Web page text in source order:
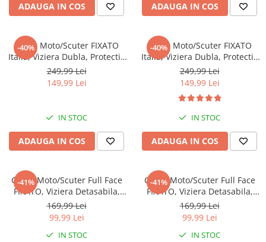
ADAUGA IN COS ADAUGA IN COS
-40%
Casca Moto/Scuter FIXATO
Italia, Viziera Dubla, Protectie
UV, Marime universala 57-
61cm, Negru
249,99 Lei
149,99 Lei
IN STOC
ADAUGA IN COS
-40%
Casca Moto/Scuter FIXATO
Italia, Viziera Dubla, Protectie
UV, Marime universala 57-
61cm, Gri
249,99 Lei
149,99 Lei
IN STOC
ADAUGA IN COS
-41%
Casca Moto/Scuter Full Face
FIXATO, Viziera Detasabila,
Marime Universala 59-62cm,
Rosu
169,99 Lei
99,99 Lei
IN STOC
-41%
Casca Moto/Scuter Full Face
FIXATO, Viziera Detasabila,
Marime Universala 59-62cm,
Albastru
169,99 Lei
99,99 Lei
IN STOC